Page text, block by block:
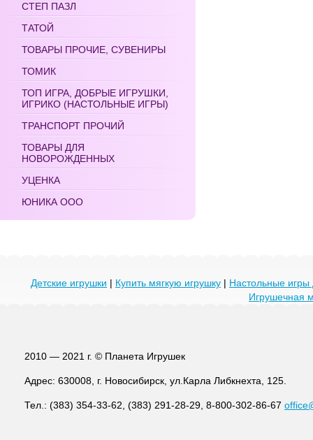
СТЕП ПАЗЛ
ТАТОЙ
ТОВАРЫ ПРОЧИЕ, СУВЕНИРЫ
ТОМИК
ТОП ИГРА, ДОБРЫЕ ИГРУШКИ,
ИГРИКО (НАСТОЛЬНЫЕ ИГРЫ)
ТРАНСПОРТ ПРОЧИЙ
ТОВАРЫ ДЛЯ
НОВОРОЖДЕННЫХ
УЦЕНКА
ЮНИКА ООО
Детские игрушки | Купить мягкую игрушку | Настольные игры
Игрушечная
2010 — 2021 г. © Планета Игрушек
Адрес: 630008, г. Новосибирск, ул.Карла Либкнехта, 125.
Тел.: (383) 354-33-62, (383) 291-28-29, 8-800-302-86-67